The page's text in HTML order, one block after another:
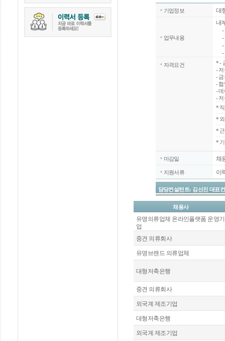
기업정보 대
업무내용
내
-
-
-
-
자격요건 *-
-
-
-
-
-
*
*
*
*
마감일 채
지원서류 이
담당컨설턴트: 김선진 대표
채용사
유명의류업체 온라인플랫폼 운영기
업
중견 의류회사
유명브랜드 의류업체
대형저축은행
중견 의류회사
외국계 제조기업
대형저축은행
외국계 제조기업